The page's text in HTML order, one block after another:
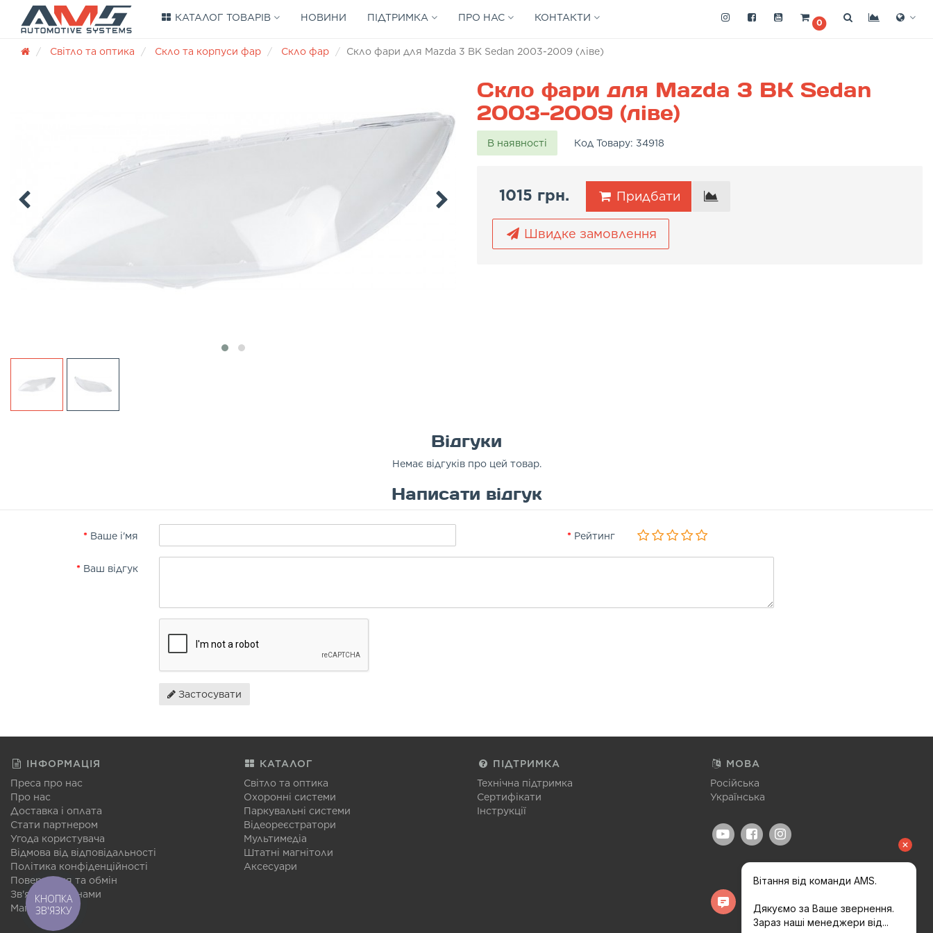
КАТАЛОГ ТОВАРІВ НОВИНИ ПІДТРИМКА ПРО НАС КОНТАКТИ 0
Світло та оптика Скло та корпуси фар Скло фар Скло фари для Mazda 3 BK Sedan 2003-2009 (ліве)
Скло фари для Mazda 3 BK Sedan
2003-2009 (ліве)
В наявності Код Товару: 34918
1015 грн. Придбати
Швидке замовлення
Відгуки
Немає відгуків про цей товар.
Написати відгук
Ваше і'мя Рейтинг
Ваш відгук
Застосувати
ІНФОРМАЦІЯ
Преса про нас
Про нас
Доставка і оплата
Стати партнером
Угода користувача
Відмова від відповідальності
Політика конфіденційності
Повернення та обмін
Зв'язатися з нами
Мапа сайту
КАТАЛОГ
Світло та оптика
Охоронні системи
Паркувальні системи
Відеореєстратори
Мультимедіа
Штатні магнітоли
Аксесуари
ПІДТРИМКА
Технічна підтримка
Сертифікати
Інструкції
МОВА
Російська
Українська
КНОПКА
ЗВ'ЯЗКУ